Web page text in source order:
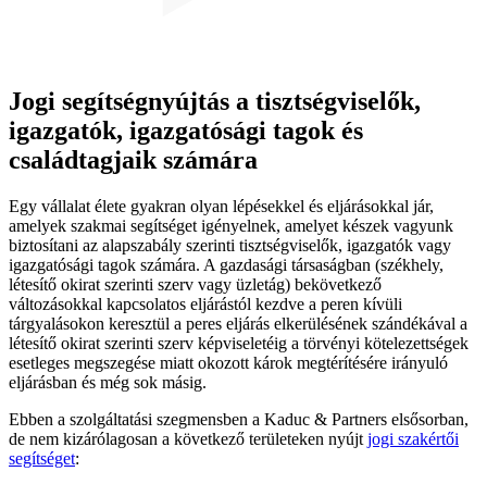
Jogi segítségnyújtás a tisztségviselők,
igazgatók, igazgatósági tagok és
családtagjaik számára
Egy vállalat élete gyakran olyan lépésekkel és eljárásokkal jár,
amelyek szakmai segítséget igényelnek, amelyet készek vagyunk
biztosítani az alapszabály szerinti tisztségviselők, igazgatók vagy
igazgatósági tagok számára. A gazdasági társaságban (székhely,
létesítő okirat szerinti szerv vagy üzletág) bekövetkező
változásokkal kapcsolatos eljárástól kezdve a peren kívüli
tárgyalásokon keresztül a peres eljárás elkerülésének szándékával a
létesítő okirat szerinti szerv képviseletéig a törvényi kötelezettségek
esetleges megszegése miatt okozott károk megtérítésére irányuló
eljárásban és még sok másig.
Ebben a szolgáltatási szegmensben a Kaduc & Partners elsősorban,
de nem kizárólagosan a következő területeken nyújt jogi szakértői
segítséget: